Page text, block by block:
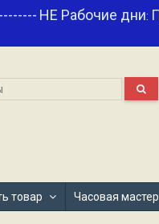
НЕ Рабочие дни:
товар Часовая